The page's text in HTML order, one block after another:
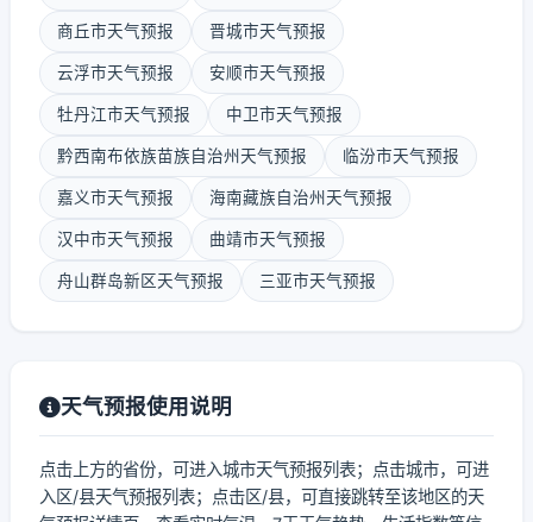
商丘市天气预报 晋城市天气预报
云浮市天气预报 安顺市天气预报
牡丹江市天气预报 中卫市天气预报
黔西南布依族苗族自治州天气预报 临汾市天气预报
嘉义市天气预报 海南藏族自治州天气预报
汉中市天气预报 曲靖市天气预报
舟山群岛新区天气预报 三亚市天气预报
天气预报使用说明
点击上方的省份，可进入城市天气预报列表；点击城市，可进
入区/县天气预报列表；点击区/县，可直接跳转至该地区的天